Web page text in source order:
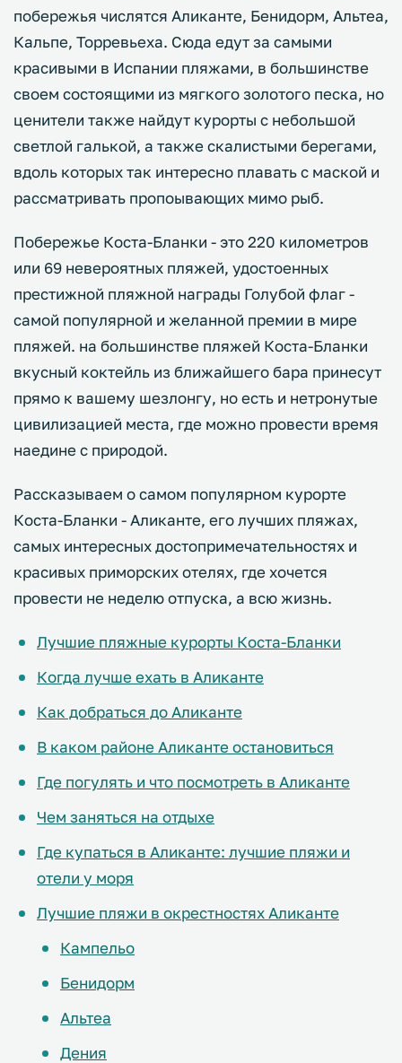
побережья числятся Аликанте, Бенидорм, Альтеа,
Кальпе, Торревьеха. Сюда едут за самыми
красивыми в Испании пляжами, в большинстве
своем состоящими из мягкого золотого песка, но
ценители также найдут курорты с небольшой
светлой галькой, а также скалистыми берегами,
вдоль которых так интересно плавать с маской и
рассматривать пропоывающих мимо рыб.
Побережье Коста-Бланки - это 220 километров
или 69 невероятных пляжей, удостоенных
престижной пляжной награды Голубой флаг -
самой популярной и желанной премии в мире
пляжей. на большинстве пляжей Коста-Бланки
вкусный коктейль из ближайшего бара принесут
прямо к вашему шезлонгу, но есть и нетронутые
цивилизацией места, где можно провести время
наедине с природой.
Рассказываем о самом популярном курорте
Коста-Бланки - Аликанте, его лучших пляжах,
самых интересных достопримечательностях и
красивых приморских отелях, где хочется
провести не неделю отпуска, а всю жизнь.
Лучшие пляжные курорты Коста-Бланки
Когда лучше ехать в Аликанте
Как добраться до Аликанте
В каком районе Аликанте остановиться
Где погулять и что посмотреть в Аликанте
Чем заняться на отдыхе
Где купаться в Аликанте: лучшие пляжи и
отели у моря
Лучшие пляжи в окрестностях Аликанте
Кампельо
Бенидорм
Альтеа
Дения